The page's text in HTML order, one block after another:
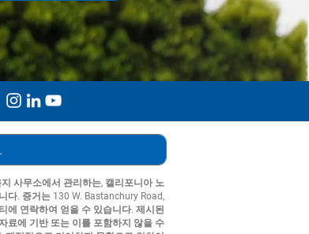
사무소에서 관리하는, 캘리포니아 노
다. 증거는 130 W. Bastanchury Road,
에 연락하여 얻을 수 있습니다. 제시된
료에 기반 또는 이를 포함하지 않을 수